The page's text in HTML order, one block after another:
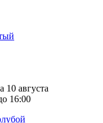
10 августа
16:00